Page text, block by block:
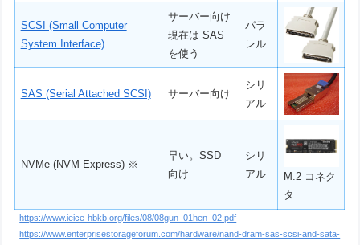
SCSI (Small Computer
System Interface)
サーバー向け
現在は SAS
を使う
パラ
レル
SAS (Serial Attached SCSI) サーバー向け
シリ
アル
NVMe (NVM Express) ※
早い。SSD
向け
シリ
アル
M.2 コネク
タ
https://www.ieice-hbkb.org/files/08/08gun_01hen_02.pdf
https://www.enterprisestorageforum.com/hardware/nand-dram-sas-scsi-and-sata-